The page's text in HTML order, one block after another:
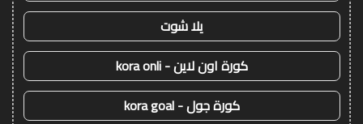
يلا شوت
كورة اون لاين - kora onli
كورة جول - kora goal